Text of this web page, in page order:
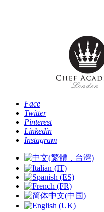
Face
Twitter
Pinterest
Linkedin
Instagram